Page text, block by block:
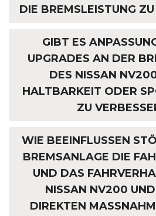
DIE BREMSLEISTUNG
GIBT ES
UPGRADES AN DER
DES NISSAN
HALTBARKEIT ODER
ZU
WIE BEEINFLUSSEN
BREMSANLAGE DIE
UND DAS
NISSAN NV200
DIREKTEN